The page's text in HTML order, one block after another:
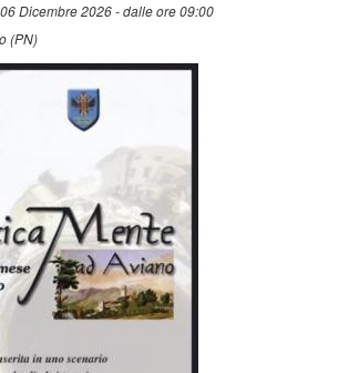
Dicembre 2026 - dalle ore 09:00
(PN)